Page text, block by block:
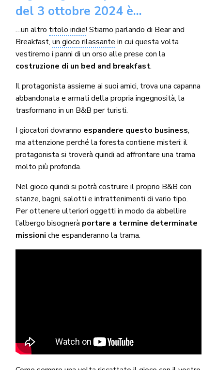
del 3 ottobre 2024 è…
…un altro titolo indie! Stiamo parlando di Bear and
Breakfast, un gioco rilassante in cui questa volta
vestiremo i panni di un orso alle prese con la
costruzione di un bed and breakfast.
Il protagonista assieme ai suoi amici, trova una capanna
abbandonata e armati della propria ingegnosità, la
trasformano in un B&B per turisti.
I giocatori dovranno espandere questo business,
ma attenzione perché la foresta contiene misteri: il
protagonista si troverà quindi ad affrontare una trama
molto più profonda.
Nel gioco quindi si potrà costruire il proprio B&B con
stanze, bagni, salotti e intrattenimenti di vario tipo.
Per ottenere ulteriori oggetti in modo da abbellire
l’albergo bisognerà portare a termine determinate
missioni che espanderanno la trama.